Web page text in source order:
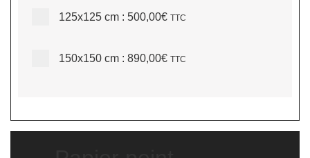
125x125 cm : 500,00€ TTC
150x150 cm : 890,00€ TTC